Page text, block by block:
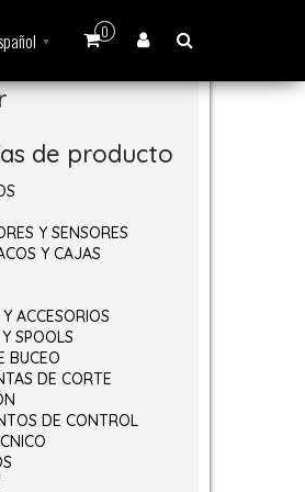
0
▼
de producto
Y SENSORES
Y CAJAS
ACCESORIOS
SPOOLS
BUCEO
DE CORTE
DE CONTROL